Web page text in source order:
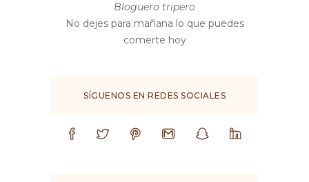
Bloguero tripero
No dejes para mañana lo que puedes
comerte hoy
SÍGUENOS EN REDES SOCIALES